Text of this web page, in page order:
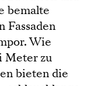
bemalte
Fassaden
Wie
Meter zu
bieten die